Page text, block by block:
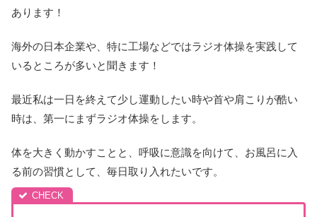
あります！
海外の日本企業や、特に工場などではラジオ体操を実践して
いるところが多いと聞きます！
最近私は一日を終えて少し運動したい時や首や肩こりが酷い
時は、第一にまずラジオ体操をします。
体を大きく動かすことと、呼吸に意識を向けて、お風呂に入
る前の習慣として、毎日取り入れたいです。